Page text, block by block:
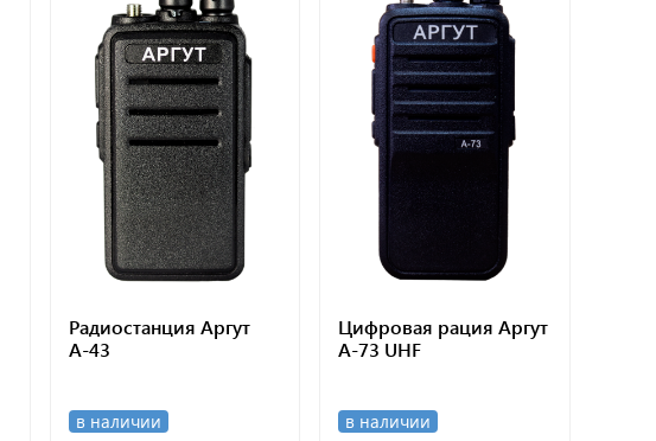
Радиостанция Аргут
А-43
в наличии
Цифровая рация Аргут
А-73 UHF
в наличии